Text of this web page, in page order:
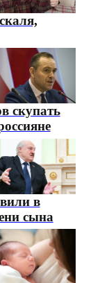
скупать
в
сына